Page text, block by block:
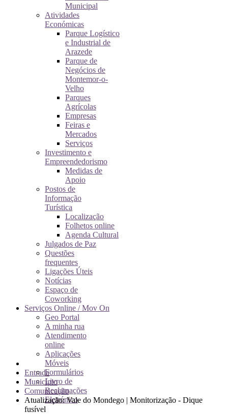
Municipal
Atividades
Económicas
Parque Logístico
e Industrial de
Arazede
Parque de
Negócios de
Montemor-o-
Velho
Parques
Agrícolas
Empresas
Feiras e
Mercados
Serviços
Investimento e
Empreendedorismo
Medidas de
Apoio
Postos de
Informação
Turística
Localização
Folhetos online
Agenda Cultural
Julgados de Paz
Questões
frequentes
Ligações Úteis
Notícias
Espaço de
Coworking
Serviços Online / Mov On
Geo Portal
A minha rua
Atendimento
online
Aplicações
Móveis
Formulários
Livro de
Reclamações
Eletrónico
Entrada
Município
Comunicação
Atualização: Vale do Mondego | Monitorização - Dique
fusível